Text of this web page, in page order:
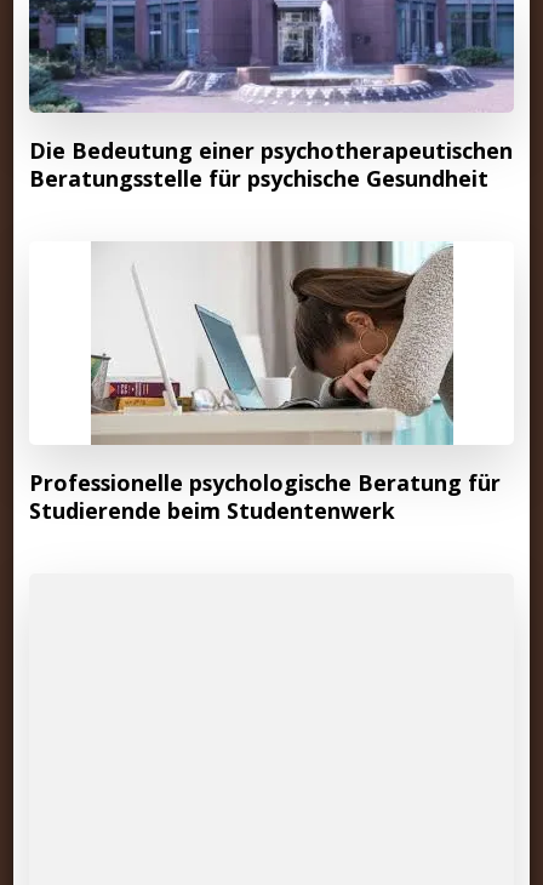
Die Bedeutung einer psychotherapeutischen
Beratungsstelle für psychische Gesundheit
Professionelle psychologische Beratung für
Studierende beim Studentenwerk